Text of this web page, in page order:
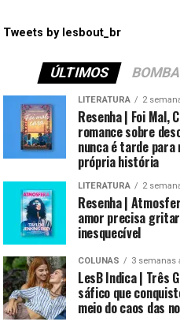
Tweets by lesbout_br
ÚLTIMOS
LITERATURA 2
Resenha | Foi Mal,
romance sobre
nunca é tarde para
própria história
LITERATURA 2
Resenha |
amor precisa
inesquecível
COLUNAS 3 semanas
LesB Indica | Três
sáfico que
meio do caos das